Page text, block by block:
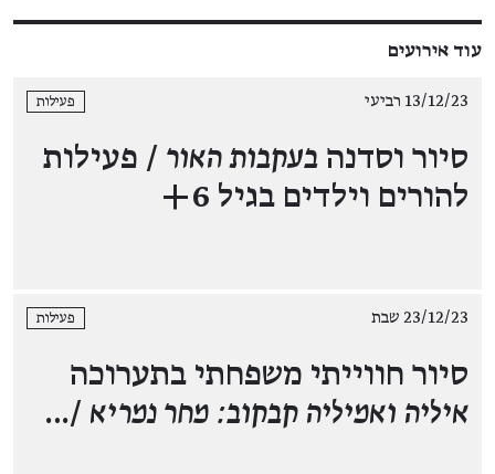
עוד אירועים
13/12/23 רביעי פעילות
סיור וסדנה בעקבות האור / פעילות
להורים וילדים בגיל 6+
23/12/23 שבת פעילות
סיור חווייתי משפחתי בתערוכה
איליה ואמיליה קבקוב: מחר נמריא /…